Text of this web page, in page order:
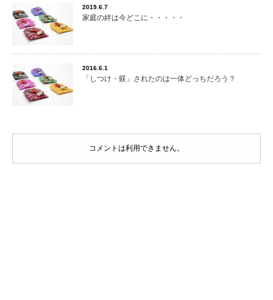
2019.6.7
家庭の絆は今どこに・・・・・
2016.6.1
「しつけ・躾」されたのは一体どっちだろう？
コメントは利用できません。